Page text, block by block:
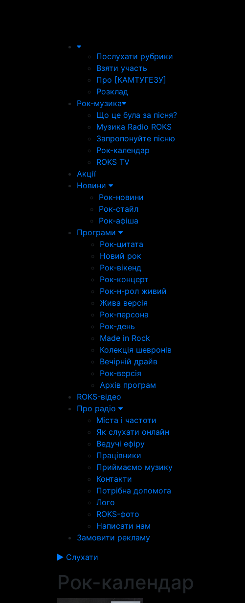
Послухати рубрики
Взяти участь
Про [КАМТУГЕЗУ]
Розклад
Рок-музика
Що це була за пісня?
Музика Radio ROKS
Запропонуйте пісню
Рок-календар
ROKS TV
Акції
Новини
Рок-новини
Рок-стайл
Рок-афіша
Програми
Рок-цитата
Новий рок
Рок-вікенд
Рок-концерт
Рок-н-рол живий
Жива версія
Рок-персона
Рок-день
Made in Rock
Колекція шевронів
Вечірній драйв
Рок-версія
Архів програм
ROKS-відео
Про радіо
Міста і частоти
Як слухати онлайн
Ведучі ефіру
Працівники
Приймаємо музику
Контакти
Потрібна допомога
Лого
ROKS-фото
Написати нам
Замовити рекламу
Слухати
Рок-календар